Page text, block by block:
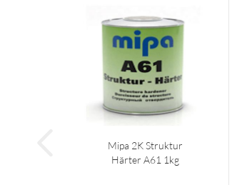
Mipa 2K Struktur
Härter A61 1kg